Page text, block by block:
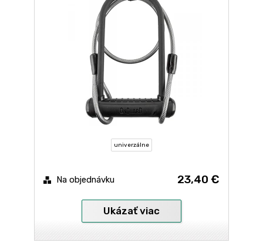
univerzálne
Na objednávku 23,40 €
Ukázať viac